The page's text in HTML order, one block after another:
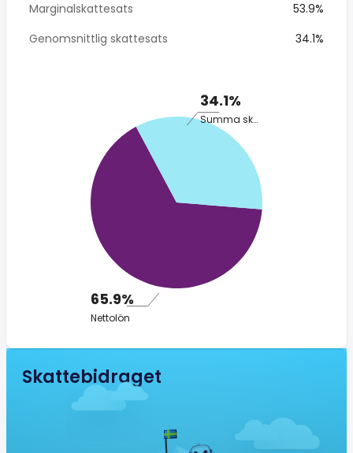
Marginalskattesats
53.9%
Genomsnittlig skattesats
34.1%
34.1%
Summa skatt
65.9%
Nettolön
Skattebidraget